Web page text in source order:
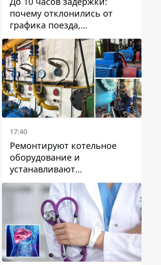
почему отклонились от
графика поезда,
курсирующие через Днепр
и область
17:40
Ремонтируют котельное
оборудование и
устанавливают
генераторные установки:
как в Днепре готовятся к
отопительному сезону